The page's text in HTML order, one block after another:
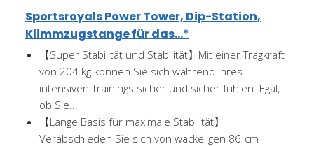
Sportsroyals Power Tower, Dip-Station,
Klimmzugstange für das...*
【Super Stabilität und Stabilität】Mit einer Tragkraft
von 204 kg können Sie sich während Ihres
intensiven Trainings sicher und sicher fühlen. Egal,
ob Sie...
【Lange Basis für maximale Stabilität】
Verabschieden Sie sich von wackeligen 86-cm-